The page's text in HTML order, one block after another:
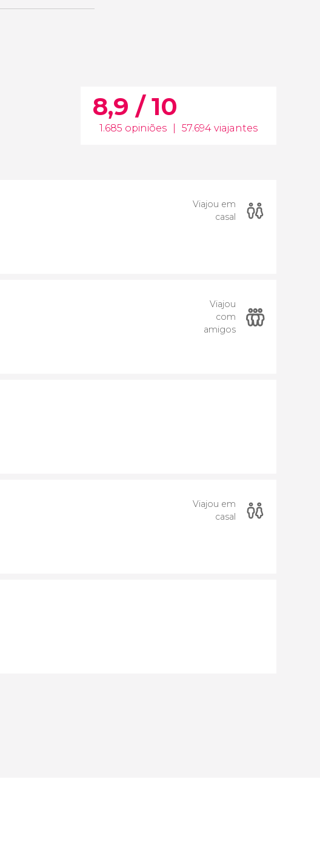
8,9 / 10
1.685 opiniões 57.694 viajantes
Viajou em
casal
Viajou
com
amigos
Viajou em
casal